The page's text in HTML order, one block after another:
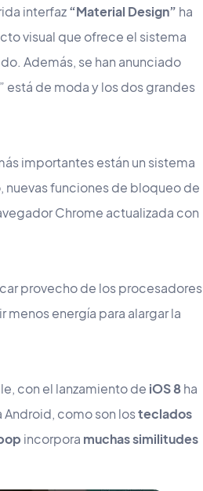
interfaz“Material Design” ha
visual que ofrece el sistema
Además, se han anunciado
está de moda y los dos grandes
importantes están un sistema
funciones de bloqueo de
Chrome actualizada con
provecho de los procesadores
energía para alargar la
con el lanzamiento de iOS 8ha
como son losteclados
incorpora muchas similitudes